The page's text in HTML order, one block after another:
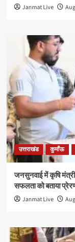
Janmat Live
उत्तराखंड कुमाँऊ
जनसुनवाई में कृषि
सफलता को बताया
Janmat Live